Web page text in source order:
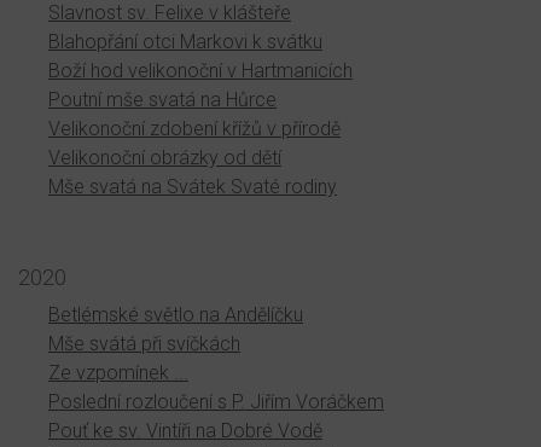
Slavnost sv. Felixe v klášteře
Blahopřání otci Markovi k svátku
Boží hod velikonoční v Hartmanicích
Poutní mše svatá na Hůrce
Velikonoční zdobení křížů v přírodě
Velikonoční obrázky od dětí
Mše svatá na Svátek Svaté rodiny
2020
Betlémské světlo na Andělíčku
Mše svátá při svíčkách
Ze vzpomínek ...
Poslední rozloučení s P. Jiřím Voráčkem
Pouť ke sv. Vintíři na Dobré Vodě